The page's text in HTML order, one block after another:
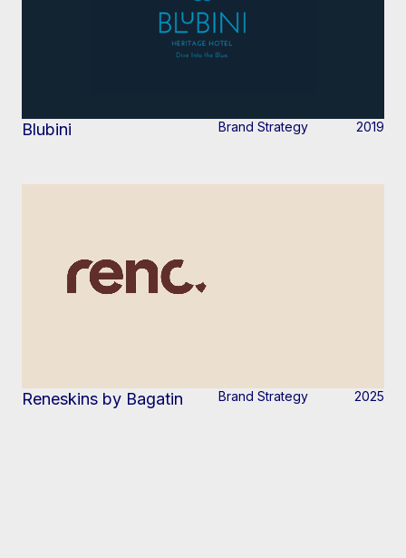
Blubini Brand Strategy 2019
Reneskins by Bagatin Brand Strategy 2025